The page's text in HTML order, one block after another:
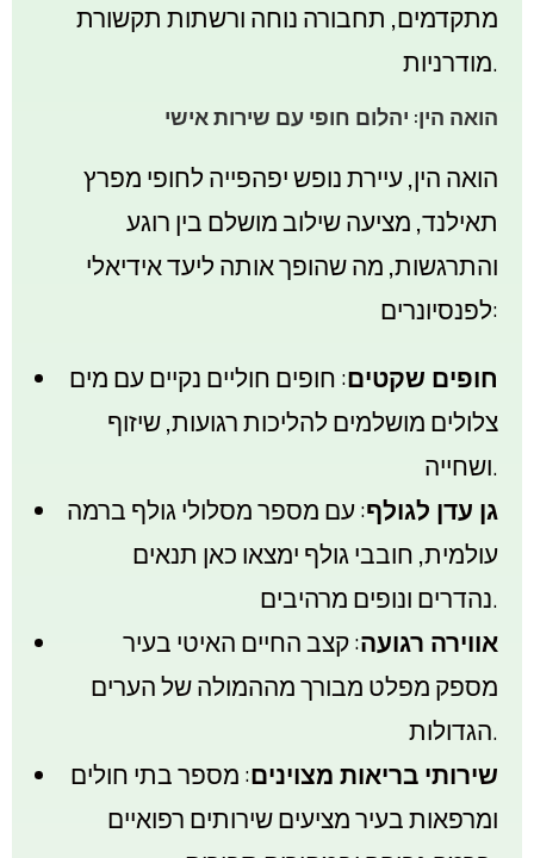
מתקדמים, תחבורה נוחה ורשתות תקשורת
מודרניות.
הואה הין: יהלום חופי עם שירות אישי
הואה הין, עיירת נופש יפהפייה לחופי מפרץ
תאילנד, מציעה שילוב מושלם בין רוגע
והתרגשות, מה שהופך אותה ליעד אידיאלי
לפנסיונרים:
חופים שקטים: חופים חוליים נקיים עם מים
צלולים מושלמים להליכות רגועות, שיזוף
ושחייה.
גן עדן לגולף: עם מספר מסלולי גולף ברמה
עולמית, חובבי גולף ימצאו כאן תנאים
נהדרים ונופים מרהיבים.
אווירה רגועה: קצב החיים האיטי בעיר
מספק מפלט מבורך מההמולה של הערים
הגדולות.
שירותי בריאות מצוינים: מספר בתי חולים
ומרפאות בעיר מציעים שירותים רפואיים